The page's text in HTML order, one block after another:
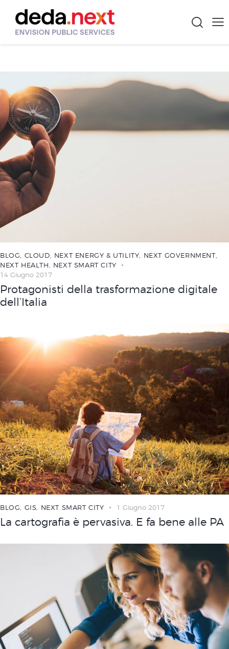
BLOG, CLOUD, NEXT ENERGY & UTILITY, NEXT GOVERNMENT,
NEXT HEALTH, NEXT SMART CITY
14 Giugno 2017
Protagonisti della trasformazione digitale
dell’Italia
BLOG, GIS, NEXT SMART CITY 1 Giugno 2017
La cartografia è pervasiva. E fa bene alle PA